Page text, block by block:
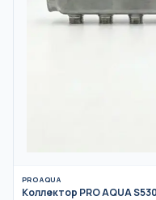
PRO AQUA
Коллектор PRO AQUA